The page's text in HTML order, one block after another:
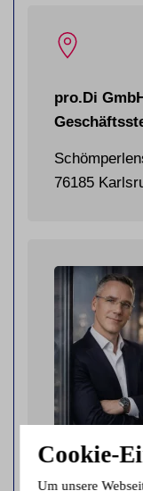
pro.Di GmbH
76185
Ihre
Cookie-
Um unsere